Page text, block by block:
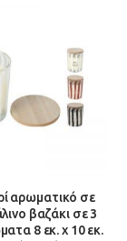
αρωματικό σε
βαζάκι σε 3
8 εκ. x 10 εκ.